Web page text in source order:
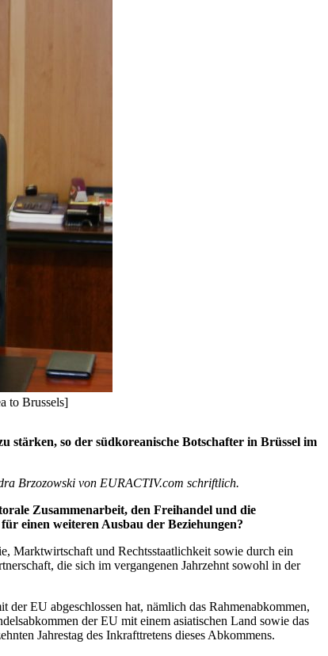
to Brussels]
stärken, so der südkoreanische Botschafter in Brüssel im
Brzozowski von EURACTIV.com schriftlich.
Zusammenarbeit, den Freihandel und die
einen weiteren Ausbau der Beziehungen?
Marktwirtschaft und Rechtsstaatlichkeit sowie durch ein
die sich im vergangenen Jahrzehnt sowohl in der
EU abgeschlossen hat, nämlich das Rahmenabkommen,
der EU mit einem asiatischen Land sowie das
Jahrestag des Inkrafttretens dieses Abkommens.